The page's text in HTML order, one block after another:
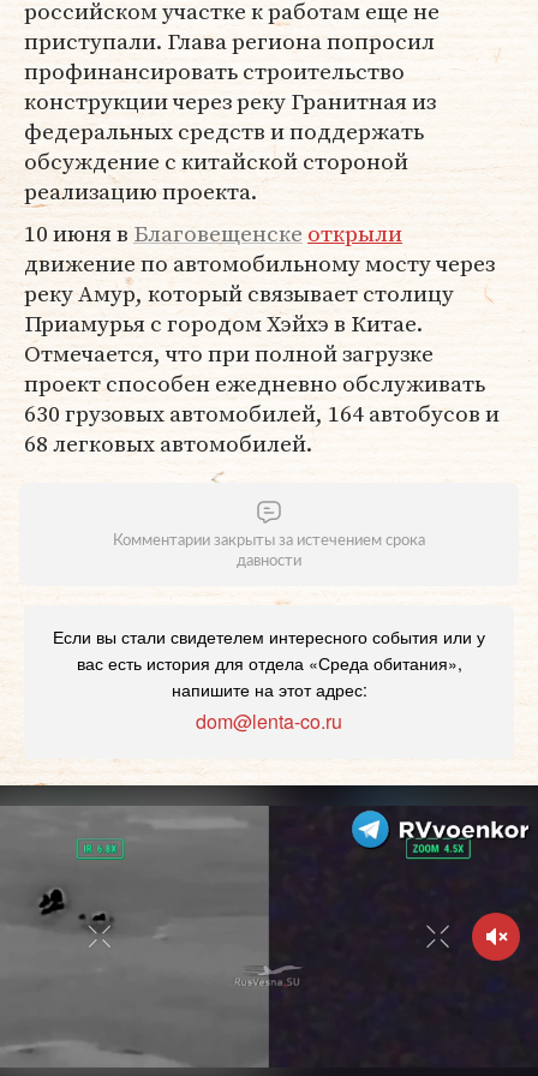
российском участке к работам еще не
приступали. Глава региона попросил
профинансировать строительство
конструкции через реку Гранитная из
федеральных средств и поддержать
обсуждение с китайской стороной
реализацию проекта.
10 июня в Благовещенске открыли
движение по автомобильному мосту через
реку Амур, который связывает столицу
Приамурья с городом Хэйхэ в Китае.
Отмечается, что при полной загрузке
проект способен ежедневно обслуживать
630 грузовых автомобилей, 164 автобусов и
68 легковых автомобилей.
Комментарии закрыты за истечением срока
давности
Если вы стали свидетелем интересного события или у
вас есть история для отдела «Среда обитания»,
напишите на этот адрес:
dom@lenta-co.ru